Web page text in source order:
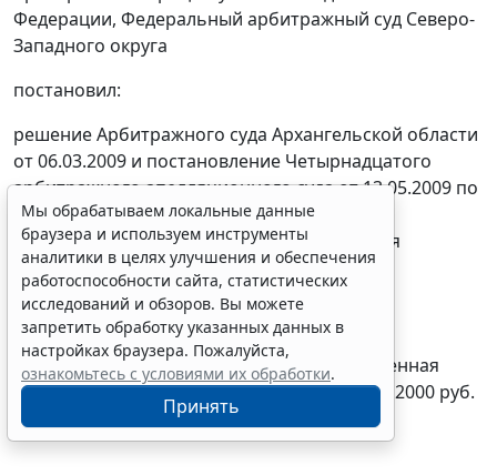
Федерации, Федеральный арбитражный суд Северо-
Западного округа
постановил:
решение Арбитражного суда Архангельской области
от 06.03.2009 и постановление Четырнадцатого
арбитражного апелляционного суда от 13.05.2009 по
делу N А05-971/2008 отменить. Обществу с
ограниченной ответственностью "Вельская
лесопромышленная компания" отказать в
удовлетворении заявления.
Взыскать с общества с ограниченной
ответственностью "Вельская леспромышленная
компания" в доход федерального бюджета 2000 руб.
государственной пошлины.
Мы обрабатываем локальные данные
браузера и используем инструменты
аналитики в целях улучшения и обеспечения
работоспособности сайта, статистических
исследований и обзоров. Вы можете
запретить обработку указанных данных в
настройках браузера. Пожалуйста,
ознакомьтесь с условиями их обработки.
Принять